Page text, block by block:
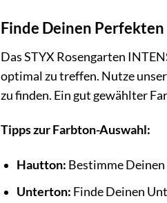
Finde Deinen
Das STYX Rosengarten
optimal zu treffen. Nutze
zu finden. Ein gut gewählter
Tipps zur Farbton-Auswahl:
Hautton: Bestimme
Unterton: Finde Deinen